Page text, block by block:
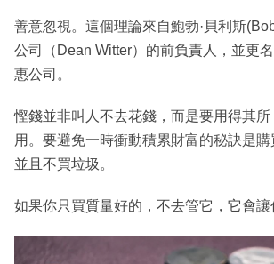
善意忽視。這個理論來自鮑勃·貝利斯
公司（Dean Witter）的前負責人，並更
惠公司。
慳錢並非叫人不去花錢，而是要用得其
用。要避免一時衝動積累財富的秘訣是購
並且不買垃圾。
如果你只買質量好的，不去管它，它會讓